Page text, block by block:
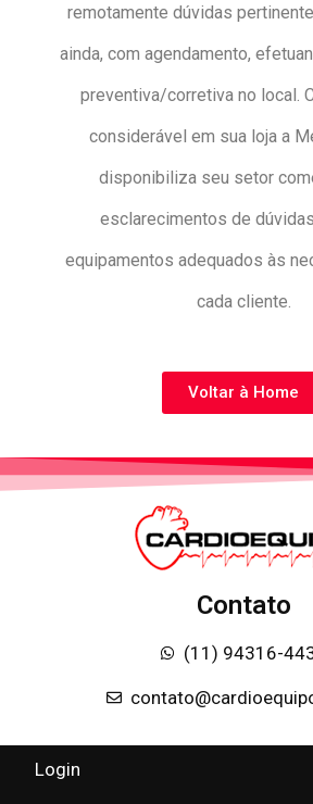
remotamente dúvidas
ainda, com agendamento,
preventiva/corretiva no local.
considerável em sua loja a
disponibiliza seu setor
esclarecimentos de
equipamentos adequados às
cada cliente.
Voltar à Home
Contato
(11) 94316-
Login